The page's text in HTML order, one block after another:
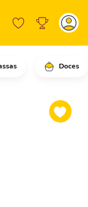
Doces
bovina